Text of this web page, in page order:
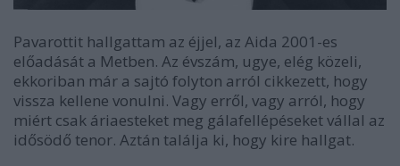
Pavarottit hallgattam az éjjel, az Aida 2001-es
előadását a Metben. Az évszám, ugye, elég közeli,
ekkoriban már a sajtó folyton arról cikkezett, hogy
vissza kellene vonulni. Vagy erről, vagy arról, hogy
miért csak áriaesteket meg gálafellépéseket vállal az
idősödő tenor. Aztán találja ki, hogy kire hallgat.